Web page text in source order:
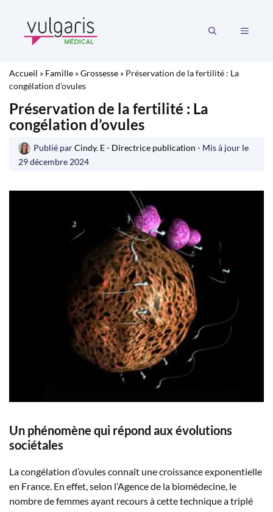
contenu
MENU
Accueil » Famille »Grossesse » Préservation de la fertilité : La
congélation d’ovules
Préservation de la fertilité : La
congélation d’ovules
Publié parCindy. E - Directrice publication - Mis à jour le
29 décembre 2024
Un phénomène qui répond aux évolutions
sociétales
La congélation d’ovules connaît une croissance exponentielle
en France. En effet, selon l’Agence de la biomédecine, le
nombre de femmes ayant recours à cette technique a triplé